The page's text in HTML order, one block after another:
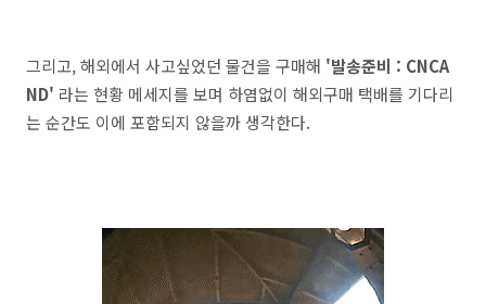
그리고, 해외에서 사고싶었던 물건을 구매해 '발송준비 : CNCA
ND' 라는 현황 메세지를 보며 하염없이 해외구매 택배를 기다리
는 순간도 이에 포함되지 않을까 생각한다.